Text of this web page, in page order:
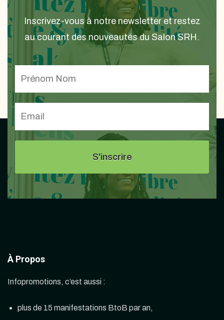
Inscrivez-vous à notre newsletter et restez
au courant des nouveautés du Salon SRH.
À Propos
Infopromotions, c’est aussi :
plus de 15 manifestations BtoB par an,